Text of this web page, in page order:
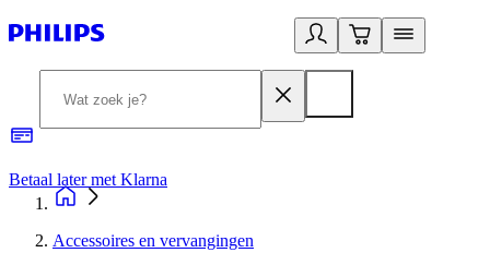
Betaal later met Klarna
Accessoires en vervangingen